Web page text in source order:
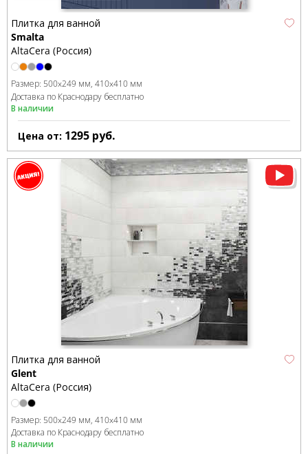
Плитка для ванной
Smalta
AltaCera (Россия)
Размер: 500x249 мм 410x410 мм
Доставка по Краснодару бесплатно
В наличии
Цена от: 1295 руб.
Плитка для ванной
Glent
AltaCera (Россия)
Размер: 500x249 мм 410x410 мм
Доставка по Краснодару бесплатно
В наличии